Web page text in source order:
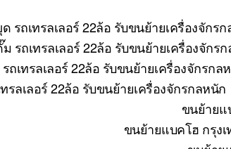
รถเทรลเลอร์ 22ล้อ รับขนย้ายเครื่องจักร
รถเทรลเลอร์ 22ล้อ รับขนย้ายเครื่องจักร
ถเทรลเลอร์ 22ล้อ รับขนย้ายเครื่องจักรกล
รลเลอร์ 22ล้อ รับขนย้ายเครื่องจักรกลหนัก
ขนย้ายแ
ขนย้ายแบคโฮ กรุง